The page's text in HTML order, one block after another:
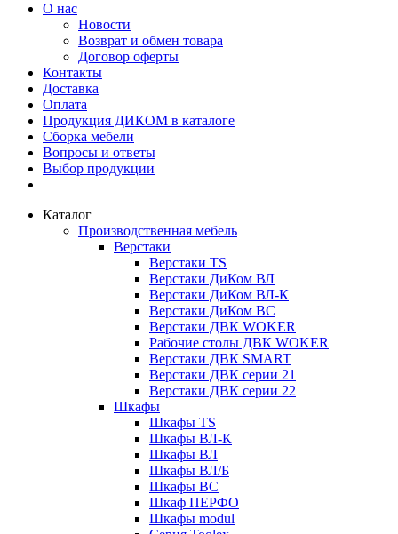
О нас
Новости
Возврат и обмен товара
Договор оферты
Контакты
Доставка
Оплата
Продукция ДИКОМ в каталоге
Сборка мебели
Вопросы и ответы
Выбор продукции
Каталог
Производственная мебель
Верстаки
Верстаки TS
Верстаки ДиКом ВЛ
Верстаки ДиКом ВЛ-К
Верстаки ДиКом ВС
Верстаки ДВК WOKER
Рабочие столы ДВК WOKER
Верстаки ДВК SMART
Верстаки ДВК серии 21
Верстаки ДВК серии 22
Шкафы
Шкафы TS
Шкафы ВЛ-К
Шкафы ВЛ
Шкафы ВЛ/Б
Шкафы ВС
Шкаф ПЕРФО
Шкафы modul